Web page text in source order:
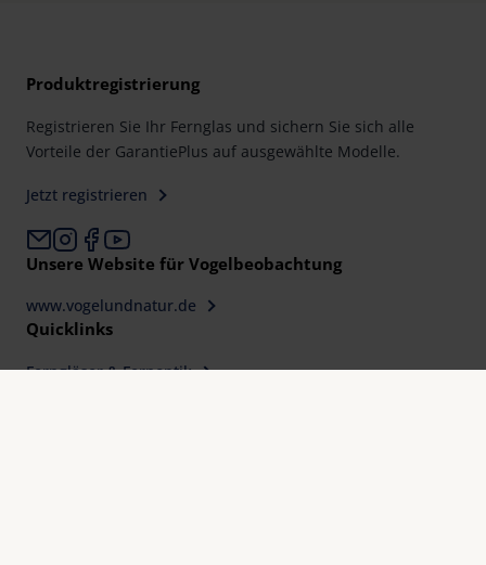
Produktregistrierung
Registrieren Sie Ihr Fernglas und sichern Sie sich alle
Vorteile der GarantiePlus auf ausgewählte Modelle.
Jetzt registrieren
Unsere Website für Vogelbeobachtung
www.vogelundnatur.de
Quicklinks
Ferngläser & Fernoptik